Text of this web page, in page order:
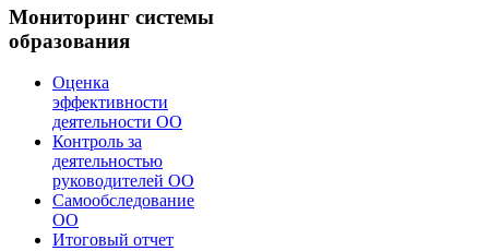
Мониторинг системы
образования
Оценка
эффективности
деятельности ОО
Контроль за
деятельностью
руководителей ОО
Самообследование
ОО
Итоговый отчет